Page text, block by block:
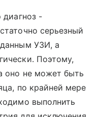
-
серьезный
УЗИ, а
Поэтому,
оно не может быть
по крайней мере
выполнить